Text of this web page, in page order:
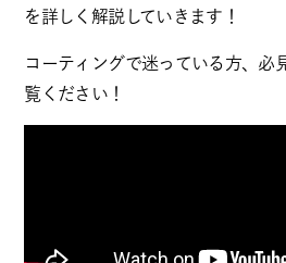
を詳しく解説していきます！
コーティングで迷っている方、必
覧ください！